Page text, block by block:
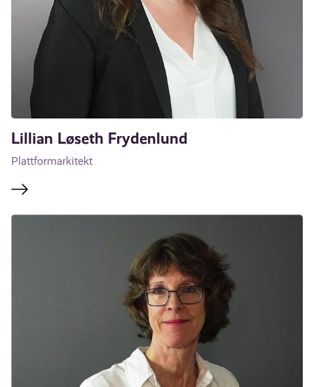
Lillian Løseth Frydenlund
Plattformarkitekt